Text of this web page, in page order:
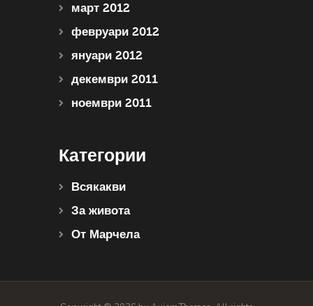
март 2012
февруари 2012
януари 2012
декември 2011
ноември 2011
Категории
Всякакви
За живота
От Марчела